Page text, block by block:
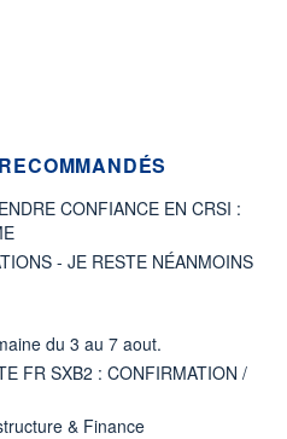
CONFIANCE EN CRSI :
- JE RESTE NÉANMOINS
du 3 au 7 aout.
FR SXB2 : CONFIRMATION /
& Finance